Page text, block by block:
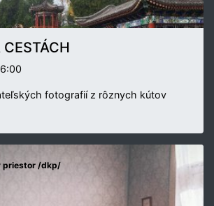
CESTÁCH
fotografií z rôznych kútov
priestor /dkp/